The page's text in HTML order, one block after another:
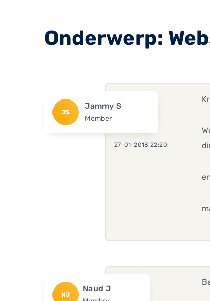
Onderwerp:
JS
Jammy S
Member
27-01-2018 22:20
NJ
Naud J